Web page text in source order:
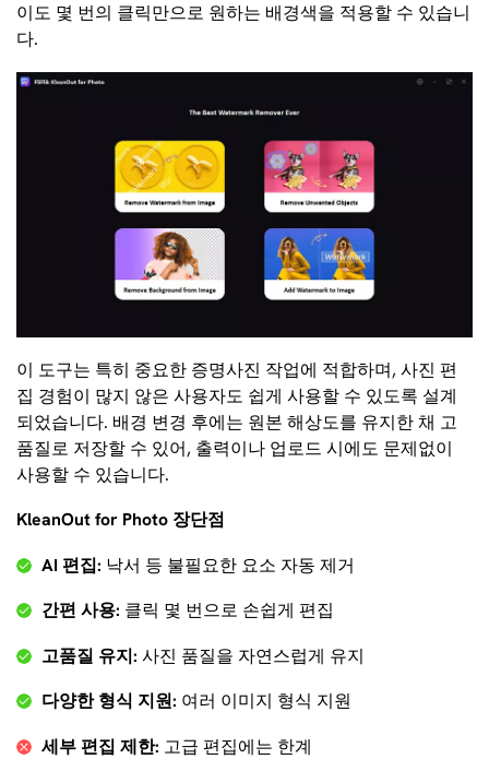
이도 몇 번의 클릭만으로 원하는 배경색을 적용할 수 있습니
다.
이 도구는 특히 중요한 증명사진 작업에 적합하며, 사진 편
집 경험이 많지 않은 사용자도 쉽게 사용할 수 있도록 설계
되었습니다. 배경 변경 후에는 원본 해상도를 유지한 채 고
품질로 저장할 수 있어, 출력이나 업로드 시에도 문제없이
사용할 수 있습니다.
KleanOut for Photo 장단점
AI 편집: 낙서 등 불필요한 요소 자동 제거
간편 사용: 클릭 몇 번으로 손쉽게 편집
고품질 유지: 사진 품질을 자연스럽게 유지
다양한 형식 지원: 여러 이미지 형식 지원
세부 편집 제한: 고급 편집에는 한계